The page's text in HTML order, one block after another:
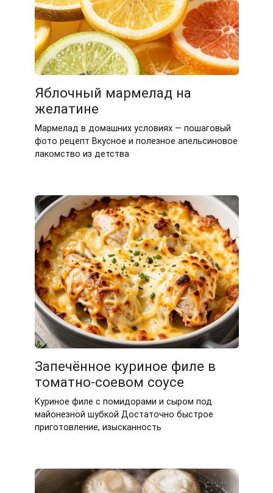
Яблочный мармелад на
желатине
Мармелад в домашних условиях — пошаговый
фото рецепт Вкусное и полезное апельсиновое
лакомство из детства
Запечённое куриное филе в
томатно-соевом соусе
Куриное филе с помидорами и сыром под
майонезной шубкой Достаточно быстрое
приготовление, изысканность